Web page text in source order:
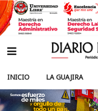
INICIO LA GUAJIRA